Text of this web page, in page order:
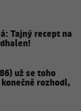
Tajný recept na
už se toho
rozhodl,